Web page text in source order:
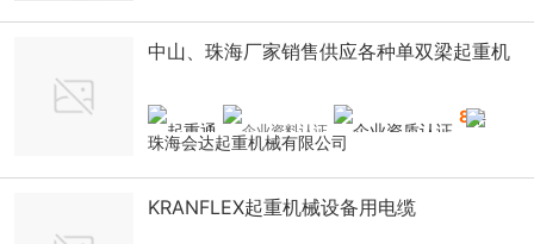
中山、珠海厂家销售供应各种单双梁起重机
8年
珠海会达起重机械有限公司
KRANFLEX起重机械设备用电缆